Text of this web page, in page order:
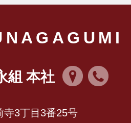
組 本社
寺3丁目3番25号